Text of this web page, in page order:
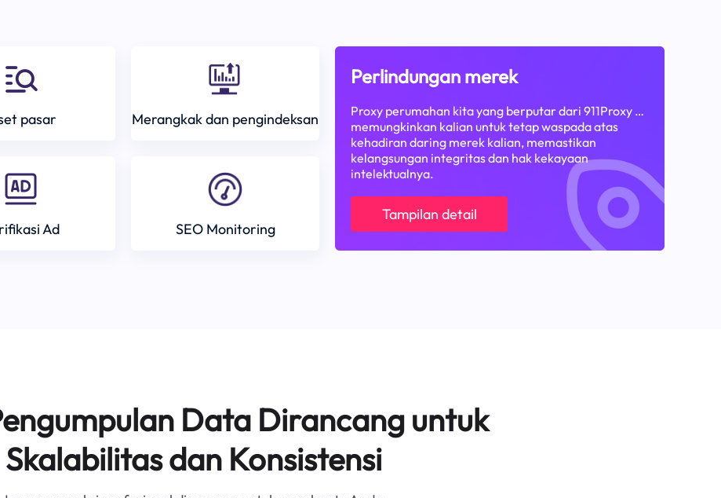
pasar Merangkak dan pengindeksan
Ad SEO Monitoring
Perlindungan merek
Proxy perumahan kita yang berputar dari 911Proxy …
memungkinkan kalian untuk tetap waspada atas
kehadiran daring merek kalian, memastikan
kelangsungan integritas dan hak kekayaan
intelektualnya.
Tampilan detail
Data Dirancang untuk
Skalabilitas dan Konsistensi